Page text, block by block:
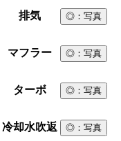
排気 ◎ ：写真
マフラー ◎ ：写真
ターボ ◎ ：写真
冷却水吹返 ◎ ：写真